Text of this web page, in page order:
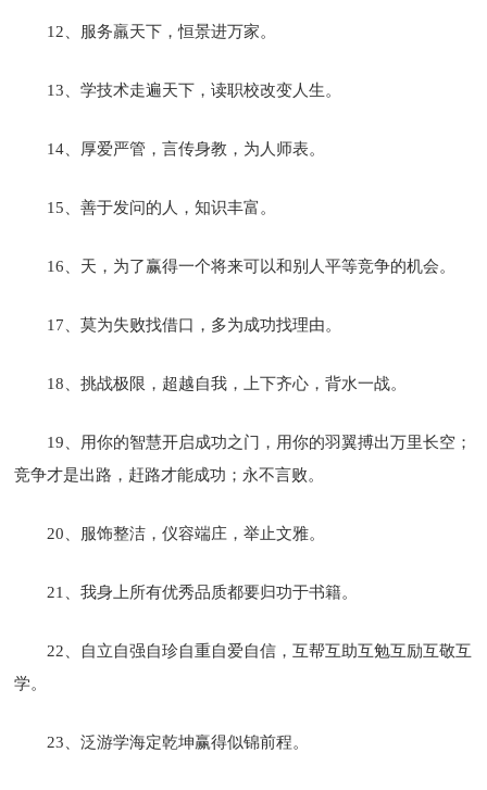
12、服务羸天下，恒景进万家。
13、学技术走遍天下，读职校改变人生。
14、厚爱严管，言传身教，为人师表。
15、善于发问的人，知识丰富。
16、天，为了赢得一个将来可以和别人平等竞争的机会。
17、莫为失败找借口，多为成功找理由。
18、挑战极限，超越自我，上下齐心，背水一战。
19、用你的智慧开启成功之门，用你的羽翼搏出万里长空；
竞争才是出路，赶路才能成功；永不言败。
20、服饰整洁，仪容端庄，举止文雅。
21、我身上所有优秀品质都要归功于书籍。
22、自立自强自珍自重自爱自信，互帮互助互勉互励互敬互
学。
23、泛游学海定乾坤赢得似锦前程。